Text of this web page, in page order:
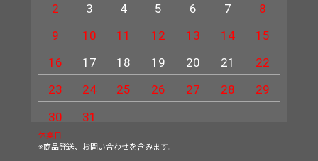
2
3 4 5 6 7
8
9
10 11 12 13 14
15
16
17 18 19 20 21
22
23
24 25 26 27 28
29
30
31
休業日
※商品発送、お問い合わせを含みます。